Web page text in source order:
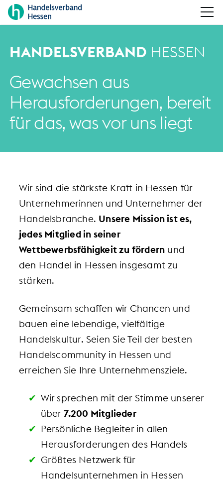
HANDELSVERBAND HESSEN
Gewachsen aus
Herausforderungen, bereit
für das, was vor uns liegt
Wir sind die stärkste Kraft in Hessen für
Unternehmerinnen und Unternehmer der
Handelsbranche. Unsere Mission ist es,
jedes Mitglied in seiner
Wettbewerbsfähigkeit zu fördern und
den Handel in Hessen insgesamt zu
stärken.
Gemeinsam schaffen wir Chancen und
bauen eine lebendige, vielfältige
Handelskultur. Seien Sie Teil der besten
Handelscommunity in Hessen und
erreichen Sie Ihre Unternehmensziele.
Wir sprechen mit der Stimme unserer
über 7.200 Mitglieder
Persönliche Begleiter in allen
Herausforderungen des Handels
Größtes Netzwerk für
Handelsunternehmen in Hessen